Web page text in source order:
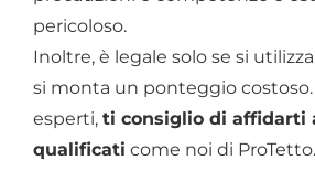
pericoloso.
Inoltre, è legale solo se si
si monta un ponteggio costoso.
esperti, ti consiglio di affidarti
qualificati come noi di ProTetto.